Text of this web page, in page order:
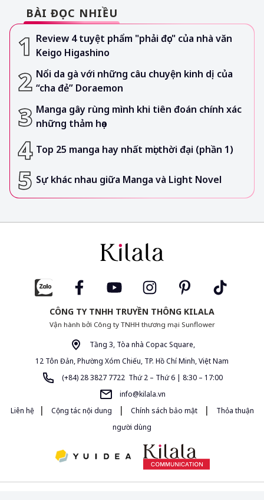
BÀI ĐỌC NHIỀU
Review 4 tuyệt phẩm "phải đọc" của nhà văn
Keigo Higashino
Nổi da gà với những câu chuyện kinh dị của
“cha đẻ” Doraemon
Manga gây rùng mình khi tiên đoán chính xác
những thảm họa
Top 25 manga hay nhất mọi thời đại (phần 1)
Sự khác nhau giữa Manga và Light Novel
CÔNG TY TNHH TRUYỀN THÔNG KILALA
Vận hành bởi Công ty TNHH thương mại Sunflower
Tầng 3, Tòa nhà Copac Square,
12 Tôn Đản, Phường Xóm Chiếu, TP. Hồ Chí Minh, Việt Nam
(+84) 28 3827 7722 Thứ 2 – Thứ 6 | 8:30 – 17:00
info@kilala.vn
Liên hệ
| Cộng tác nội dung | Chính sách bảo mật |
Thỏa thuận
người dùng